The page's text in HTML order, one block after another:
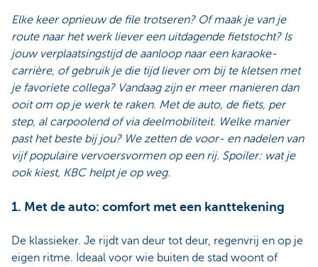
Elke keer opnieuw de file trotseren? Of maak je van je
route naar het werk liever een uitdagende fietstocht? Is
jouw verplaatsingstijd de aanloop naar een karaoke-
carrière, of gebruik je die tijd liever om bij te kletsen met
je favoriete collega? Vandaag zijn er meer manieren dan
ooit om op je werk te raken. Met de auto, de fiets, per
step, al carpoolend of via deelmobiliteit. Welke manier
past het beste bij jou? We zetten de voor- en nadelen van
vijf populaire vervoersvormen op een rij. Spoiler: wat je
ook kiest, KBC helpt je op weg.
1. Met de auto: comfort met een kanttekening
De klassieker. Je rijdt van deur tot deur, regenvrij en op je
eigen ritme. Ideaal voor wie buiten de stad woont of